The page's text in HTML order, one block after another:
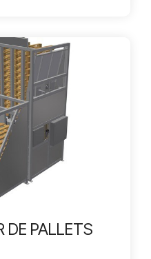
DE PALLETS